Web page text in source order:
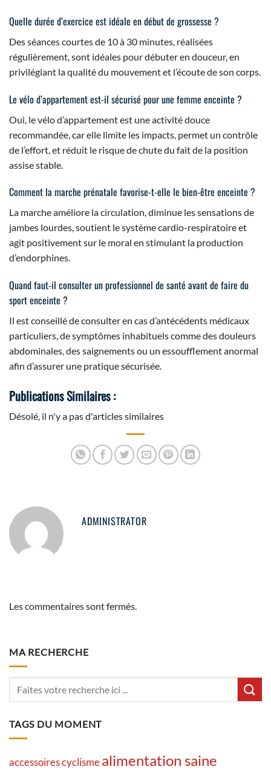
Quelle durée d’exercice est idéale en début de grossesse ?
Des séances courtes de 10 à 30 minutes, réalisées
régulièrement, sont idéales pour débuter en douceur, en
privilégiant la qualité du mouvement et l’écoute de son corps.
Le vélo d’appartement est-il sécurisé pour une femme enceinte ?
Oui, le vélo d’appartement est une activité douce
recommandée, car elle limite les impacts, permet un contrôle
de l’effort, et réduit le risque de chute du fait de la position
assise stable.
Comment la marche prénatale favorise-t-elle le bien-être enceinte ?
La marche améliore la circulation, diminue les sensations de
jambes lourdes, soutient le système cardio-respiratoire et
agit positivement sur le moral en stimulant la production
d’endorphines.
Quand faut-il consulter un professionnel de santé avant de faire du
sport enceinte ?
Il est conseillé de consulter en cas d’antécédents médicaux
particuliers, de symptômes inhabituels comme des douleurs
abdominales, des saignements ou un essoufflement anormal
afin d’assurer une pratique sécurisée.
Publications Similaires :
Désolé, il n'y a pas d'articles similaires
ADMINISTRATOR
Les commentaires sont fermés.
MA RECHERCHE
TAGS DU MOMENT
accessoires cyclismealimentation saine